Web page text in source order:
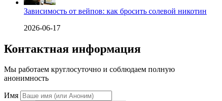
Зависимость от вейпов: как бросить солевой никотин
2026-06-17
Контактная информация
Мы работаем круглосуточно и соблюдаем полную
анонимность
Имя